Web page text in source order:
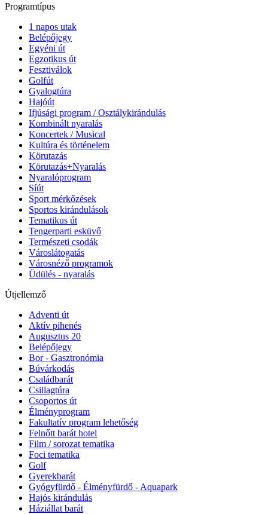
Programtípus
1 napos utak
Belépőjegy
Egyéni út
Egzotikus út
Fesztiválok
Golfút
Gyalogtúra
Hajóút
Ifjúsági program / Osztálykirándulás
Kombinált nyaralás
Koncertek / Musical
Kultúra és történelem
Körutazás
Körutazás+Nyaralás
Nyaralóprogram
Síút
Sport mérkőzések
Sportos kirándulások
Tematikus út
Tengerparti esküvő
Természeti csodák
Városlátogatás
Városnéző programok
Üdülés - nyaralás
Útjellemző
Adventi út
Aktív pihenés
Augusztus 20
Belépőjegy
Bor - Gasztronómia
Búvárkodás
Családbarát
Csillagtúra
Csoportos út
Élményprogram
Fakultatív program lehetőség
Felnőtt barát hotel
Film / sorozat tematika
Foci tematika
Golf
Gyerekbarát
Gyógyfürdő - Élményfürdő - Aquapark
Hajós kirándulás
Háziállat barát